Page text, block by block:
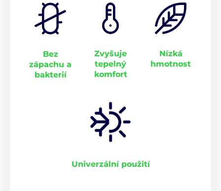
Bez
zápachu a
bakterií
Zvyšuje
tepelný
komfort
Nízká
hmotnost
Univerzální použití